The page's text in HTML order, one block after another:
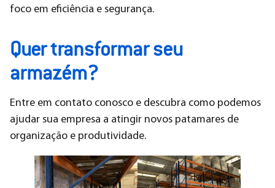
foco em eficiência e segurança.
Quer transformar seu
armazém?
Entre em contato conosco e descubra como podemos
ajudar sua empresa a atingir novos patamares de
organização e produtividade.